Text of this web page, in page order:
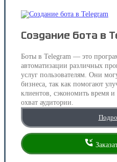
Создание бота в
Боты в Telegram — это
автоматизации различных
услуг пользователям. Они
бизнеса, так как помогают
клиентов, сэкономить время
охват аудитории.